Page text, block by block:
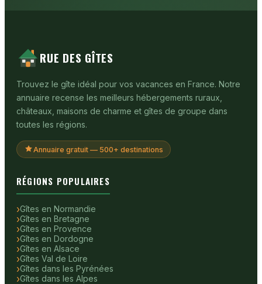
RUE DES GÎTES
Trouvez le gîte idéal pour vos vacances en France. Notre
annuaire recense les meilleurs hébergements ruraux,
châteaux, maisons de charme et gîtes de groupe dans
toutes les régions.
Annuaire gratuit — 500+ destinations
RÉGIONS POPULAIRES
Gîtes en Normandie
Gîtes en Bretagne
Gîtes en Provence
Gîtes en Dordogne
Gîtes en Alsace
Gîtes Val de Loire
Gîtes dans les Pyrénées
Gîtes dans les Alpes